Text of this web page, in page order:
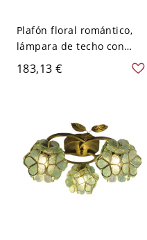
Plafón floral romántico,
lámpara de techo con
pétalos de vidrio
texturizado para un suave
183,13 €